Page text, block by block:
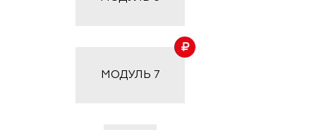
МОДУЛЬ 7